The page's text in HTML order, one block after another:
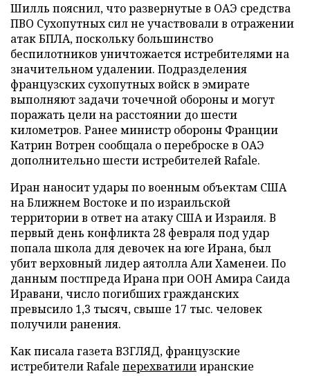
Шилль пояснил, что развернутые в ОАЭ средства
ПВО Сухопутных сил не участвовали в отражении
атак БПЛА, поскольку большинство
беспилотников уничтожается истребителями на
значительном удалении. Подразделения
французских сухопутных войск в эмирате
выполняют задачи точечной обороны и могут
поражать цели на расстоянии до шести
километров. Ранее министр обороны Франции
Катрин Вотрен сообщала о переброске в ОАЭ
дополнительно шести истребителей Rafale.
Иран наносит удары по военным объектам США
на Ближнем Востоке и по израильской
территории в ответ на атаку США и Израиля. В
первый день конфликта 28 февраля под удар
попала школа для девочек на юге Ирана, был
убит верховный лидер аятолла Али Хаменеи. По
данным постпреда Ирана при ООН Амира Саида
Иравани, число погибших гражданских
превысило 1,3 тысяч, свыше 17 тыс. человек
получили ранения.
Как писала газета ВЗГЛЯД, французские
истребители Rafale перехватилииранские